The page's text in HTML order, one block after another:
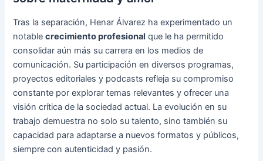
Tras la separación, Henar Álvarez ha experimentado un
notablecrecimiento profesional que le ha permitido
consolidar aún más su carrera en los medios de
comunicación. Su participación en diversos programas,
proyectos editoriales y podcasts refleja su compromiso
constante por explorar temas relevantes y ofrecer una
visión crítica de la sociedad actual. La evolución en su
trabajo demuestra no solo su talento, sino también su
capacidad para adaptarse a nuevos formatos y públicos,
siempre con autenticidad y pasión.